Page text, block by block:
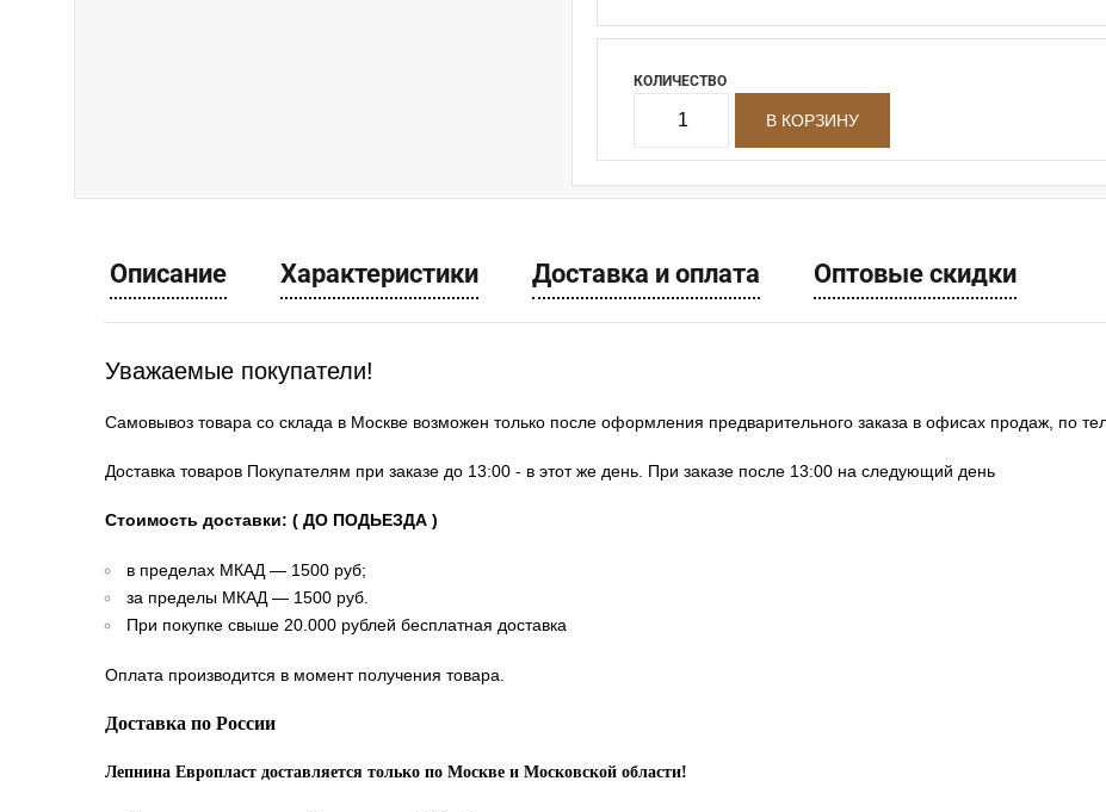
КОЛИЧЕСТВО
Описание Характеристики Доставка и оплата Оптовые скидки
Уважаемые покупатели!
Самовывоз товара со склада в Москве возможен только после оформления предварительного заказа в офисах продаж, по
Доставка товаров Покупателям при заказе до 13:00 - в этот же день. При заказе после 13:00 на следующий день
Стоимость доставки: ( ДО ПОДЬЕЗДА )
в пределах МКАД — 1500 руб;
за пределы МКАД — 1500 руб.
При покупке свыше 20.000 рублей бесплатная доставка
Оплата производится в момент получения товара.
Доставка по России
Лепнина Европласт доставляется только по Москве и Московской области!